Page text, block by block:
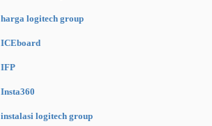
harga logitech group
ICEboard
IFP
Insta360
instalasi logitech group